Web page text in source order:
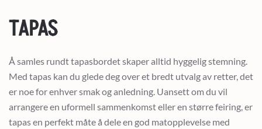
TAPAS
Å samles rundt tapasbordet skaper alltid hyggelig stemning.
Med tapas kan du glede deg over et bredt utvalg av retter, det
er noe for enhver smak og anledning. Uansett om du vil
arrangere en uformell sammenkomst eller en større feiring, er
tapas en perfekt måte å dele en god matopplevelse med